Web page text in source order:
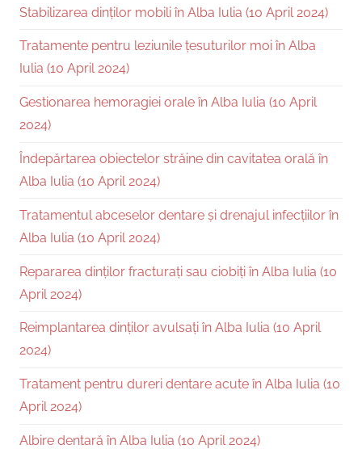
Stabilizarea dinților mobili în Alba Iulia (10 April 2024)
Tratamente pentru leziunile țesuturilor moi în Alba
Iulia (10 April 2024)
Gestionarea hemoragiei orale în Alba Iulia (10 April
2024)
Îndepărtarea obiectelor străine din cavitatea orală în
Alba Iulia (10 April 2024)
Tratamentul abceselor dentare și drenajul infecțiilor în
Alba Iulia (10 April 2024)
Repararea dinților fracturați sau ciobiți în Alba Iulia (10
April 2024)
Reimplantarea dinților avulsați în Alba Iulia (10 April
2024)
Tratament pentru dureri dentare acute în Alba Iulia (10
April 2024)
Albire dentară în Alba Iulia (10 April 2024)